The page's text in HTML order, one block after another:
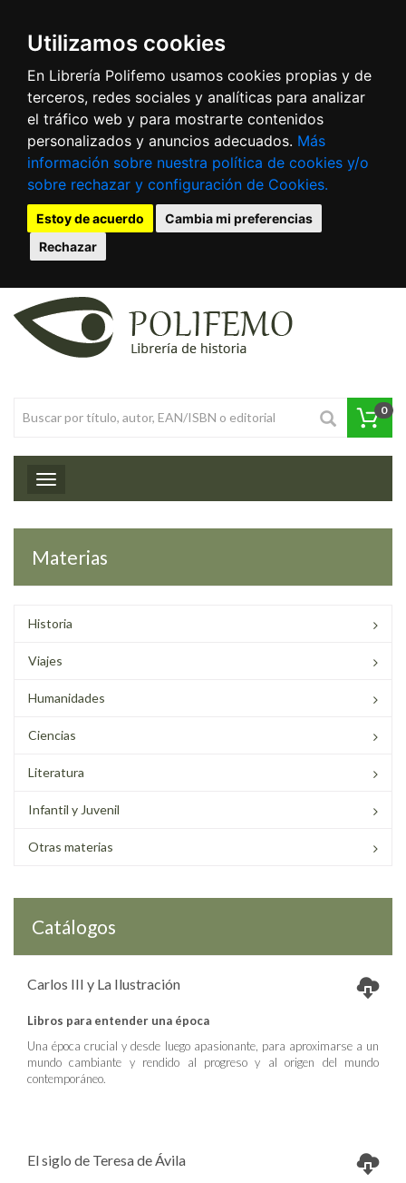
Utilizamos cookies
En Librería Polifemo usamos cookies propias y de
terceros, redes sociales y analíticas para analizar
el tráfico web y para mostrarte contenidos
personalizados y anuncios adecuados. Más
información sobre nuestra política de cookies y/o
sobre rechazar y configuración de Cookies.
Estoy de acuerdo
Cambia mi preferencias
Rechazar
0
Toggle navigation
Materias
Historia
Viajes
Humanidades
Ciencias
Literatura
Infantil y Juvenil
Otras materias
Catálogos
Carlos III y La Ilustración
Libros para entender una época
Una época crucial y desde luego apasionante, para aproximarse a un
mundo cambiante y rendido al progreso y al origen del mundo
contemporáneo.
El siglo de Teresa de Ávila